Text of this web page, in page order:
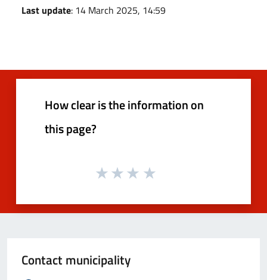
Last update: 14 March 2025, 14:59
How clear is the information on
this page?
Contact municipality